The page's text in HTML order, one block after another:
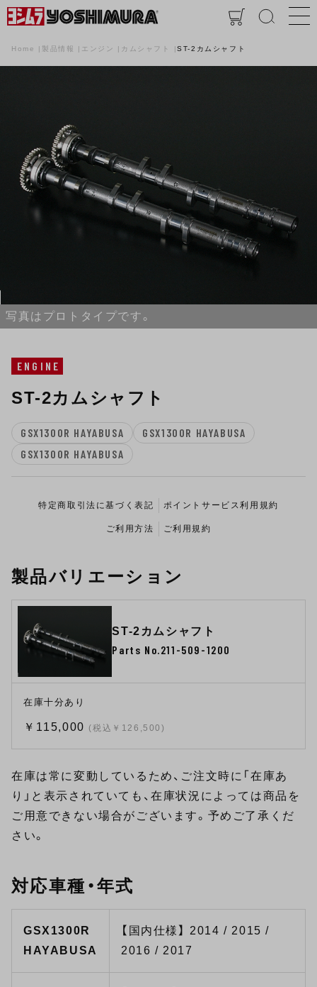
Home 製品情報 エンジン カムシャフト ST-2カムシャフト
写真はプロトタイプです。
ENGINE
ST-2カムシャフト
GSX1300R HAYABUSA
GSX1300R HAYABUSA
GSX1300R HAYABUSA
特定商取引法に基づく表記 ポイントサービス利用規約
ご利用方法 ご利用規約
製品バリエーション
ST-2カムシャフト
Parts No.211-509-1200
在庫十分あり
￥115,000 (税込￥126,500)
在庫は常に変動しているため、ご注文時に「在庫あ
り」と表示されていても、在庫状況によっては商品を
ご用意できない場合がございます。予めご了承くだ
さい。
対応車種・年式
GSX1300R
HAYABUSA
【国内仕様】 2014 / 2015 /
2016 / 2017